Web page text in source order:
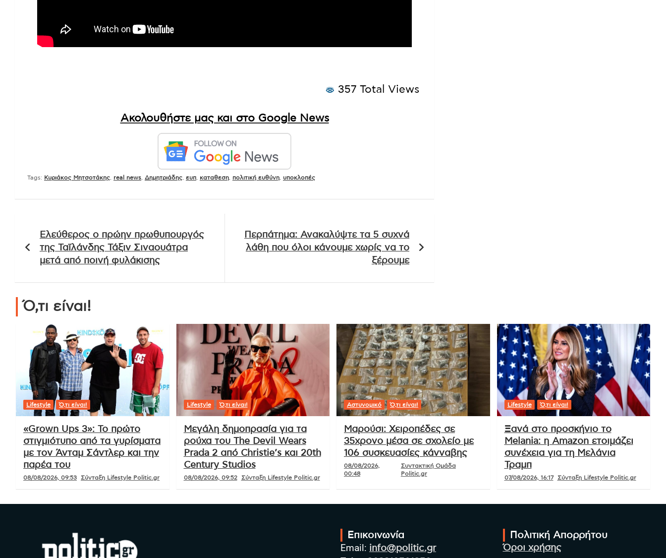
357 Total Views
Ακολουθήστε μας και στο Google News
Tags: Kυριάκος Μητσοτάκης real news Δημητριάδης ευπ καταθεση πολιτική ευθύνη υποκλοπές
άρθρων
Ελεύθερος ο πρώην πρωθυπουργός
της Ταϊλάνδης Τάξιν Σιναουάτρα
μετά από ποινή φυλάκισης
Περπάτημα: Ανακαλύψτε τα 5 συχνά
λάθη που όλοι κάνουμε χωρίς να το
ξέρουμε
Ό,τι είναι!
Lifestyle Ό,τι είναι!
«Grown Ups 3»: Το πρώτο
στιγμιότυπο από τα γυρίσματα
με τον Άνταμ Σάντλερ και την
παρέα του
08/08/2026, 09:53 Σύνταξη Lifestyle Politic.gr
Lifestyle Ό,τι είναι!
Μεγάλη δημοπρασία για τα
ρούχα του The Devil Wears
Prada 2 από Christie’s και 20th
Century Studios
08/08/2026, 09:52 Σύνταξη Lifestyle Politic.gr
Αστυνομικό Ό,τι είναι!
Μαρούσι: Χειροπέδες σε
35χρονο μέσα σε σχολείο με
106 συσκευασίες κάνναβης
08/08/2026,
00:48
Συντακτική Ομάδα
Politic.gr
Lifestyle Ό,τι είναι!
Ξανά στο προσκήνιο το
Melania: η Amazon ετοιμάζει
συνέχεια για τη Μελάνια
Τραμπ
07/08/2026, 16:17 Σύνταξη Lifestyle Politic.gr
Επικοινωνία
Email: info@politic.gr
Πολιτική Απορρήτου
Όροι χρήσης